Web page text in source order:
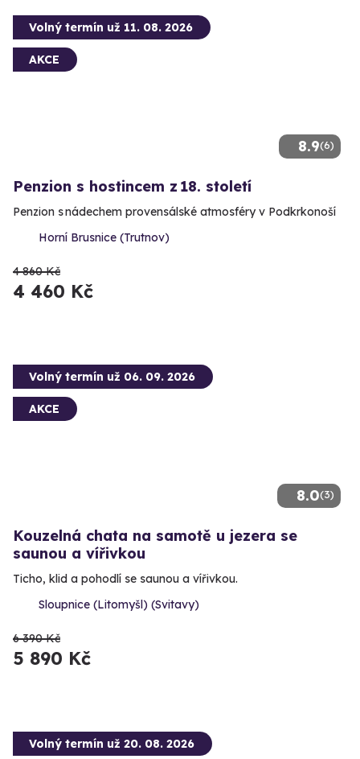
8.9(6)
Volný termín už 11. 08. 2026
AKCE
Penzion s hostincem z 18. století
Penzion s nádechem provensálské atmosféry v Podkrkonoší
Horní Brusnice (Trutnov)
4 860 Kč
4 460 Kč
8.0(3)
Volný termín už 06. 09. 2026
AKCE
Kouzelná chata na samotě u jezera se
saunou a vířivkou
Ticho, klid a pohodlí se saunou a vířivkou.
Sloupnice (Litomyšl) (Svitavy)
6 390 Kč
5 890 Kč
Volný termín už 20. 08. 2026